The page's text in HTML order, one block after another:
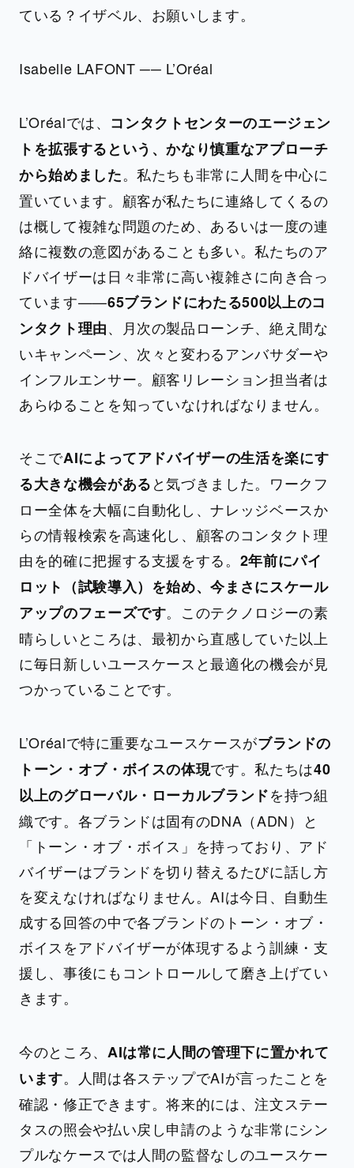
ている？イザベル、お願いします。
Isabelle LAFONT ── L’Oréal
L’Oréalでは、 コンタクトセンターのエージェン
トを拡張するという、かなり慎重なアプローチ
から始めました。私たちも非常に人間を中心に
置いています。顧客が私たちに連絡してくるの
は概して複雑な問題のため、あるいは一度の連
絡に複数の意図があることも多い。私たちのア
ドバイザーは日々非常に高い複雑さに向き合っ
ています——65ブランドにわたる500以上のコ
ンタクト理由、月次の製品ローンチ、絶え間な
いキャンペーン、次々と変わるアンバサダーや
インフルエンサー。顧客リレーション担当者は
あらゆることを知っていなければなりません。
そこでAIによってアドバイザーの生活を楽にす
る大きな機会があると気づきました。ワークフ
ロー全体を大幅に自動化し、ナレッジベースか
らの情報検索を高速化し、顧客のコンタクト理
由を的確に把握する支援をする。 2年前にパイ
ロット（試験導入）を始め、今まさにスケール
アップのフェーズです。このテクノロジーの素
晴らしいところは、最初から直感していた以上
に毎日新しいユースケースと最適化の機会が見
つかっていることです。
L’Oréalで特に重要なユースケースがブランドの
トーン・オブ・ボイスの体現です。私たちは40
以上のグローバル・ローカルブランドを持つ組
織です。各ブランドは固有のDNA（ADN）と
「トーン・オブ・ボイス」を持っており、アド
バイザーはブランドを切り替えるたびに話し方
を変えなければなりません。AIは今日、自動生
成する回答の中で各ブランドのトーン・オブ・
ボイスをアドバイザーが体現するよう訓練・支
援し、事後にもコントロールして磨き上げてい
きます。
今のところ、 AIは常に人間の管理下に置かれて
います。人間は各ステップでAIが言ったことを
確認・修正できます。将来的には、注文ステー
タスの照会や払い戻し申請のような非常にシン
プルなケースでは人間の監督なしのユースケー